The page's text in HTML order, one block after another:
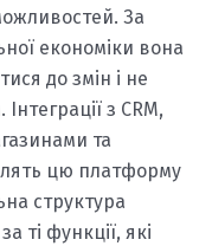
За
економіки вона
до змін і не
з CRM,
та
цю платформу
структура
ті функції, які